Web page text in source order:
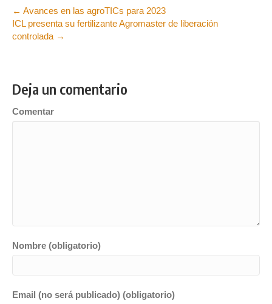
← Avances en las agroTICs para 2023
ICL presenta su fertilizante Agromaster de liberación
controlada →
Deja un comentario
Comentar
Nombre (obligatorio)
Email (no será publicado) (obligatorio)